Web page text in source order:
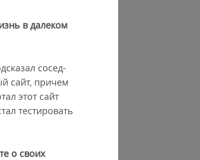
в далеком
сосед-
сайт, причем
этот сайт
тестировать
о своих